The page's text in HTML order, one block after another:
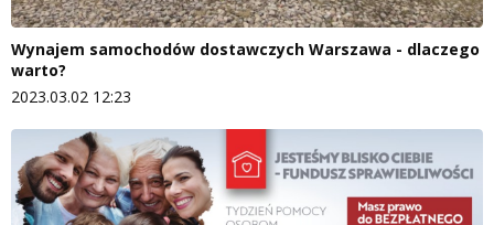
Wynajem samochodów dostawczych Warszawa - dlaczego
warto?
2023.03.02 12:23